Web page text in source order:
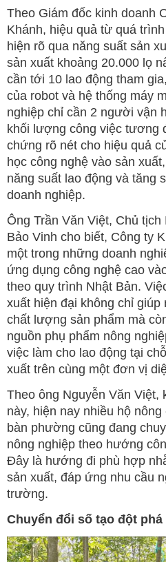
Theo Giám đốc kinh doanh
Khánh, hiệu quả từ quá
hiện rõ qua năng suất sản
sản xuất khoảng 20.000 lọ
cần tới 10 lao động tham
của robot và hệ thống máy
nghiệp chỉ cần 2 người vận
khối lượng công việc tương
chứng rõ nét cho hiệu quả
học công nghệ vào sản
năng suất lao động và tăng
doanh nghiệp.
Ông Trần Văn Việt, Chủ
Bảo Vinh cho biết, Công ty
một trong những doanh
ứng dụng công nghệ cao
theo quy trình Nhật Bản.
xuất hiện đại không chỉ giúp
chất lượng sản phẩm mà
nguồn phụ phẩm nông
việc làm cho lao động tại
xuất trên cùng một đơn vị
Theo ông Nguyễn Văn Việt,
này, hiện nay nhiều hộ
bàn phường cũng đang
nông nghiệp theo hướng
Đây là hướng đi phù hợp
sản xuất, đáp ứng nhu cầu
trường.
Chuyển đổi số tạo đột